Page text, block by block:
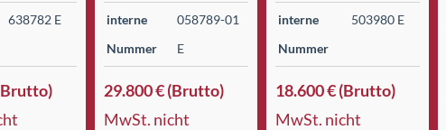
638782 E
interne
Nummer
058789-01
E
29.800 € (Brutto)
MwSt. nicht
interne
Nummer
503980 E
18.600 € (Brutto)
MwSt. nicht